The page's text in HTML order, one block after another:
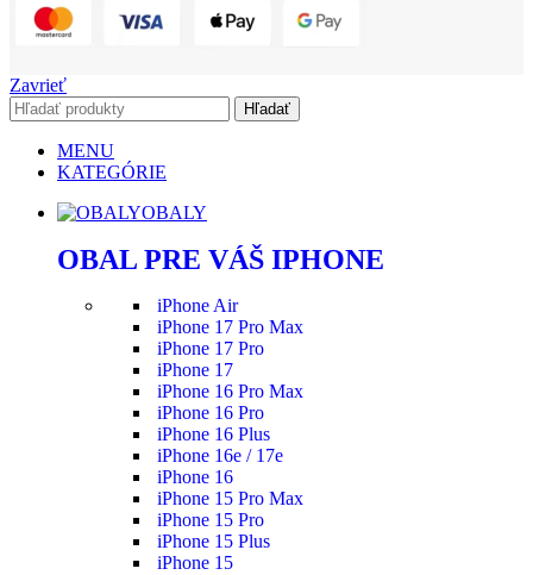
Zavrieť
Hľadať
MENU
KATEGÓRIE
OBALY
OBAL PRE VÁŠ IPHONE
iPhone Air
iPhone 17 Pro Max
iPhone 17 Pro
iPhone 17
iPhone 16 Pro Max
iPhone 16 Pro
iPhone 16 Plus
iPhone 16e / 17e
iPhone 16
iPhone 15 Pro Max
iPhone 15 Pro
iPhone 15 Plus
iPhone 15